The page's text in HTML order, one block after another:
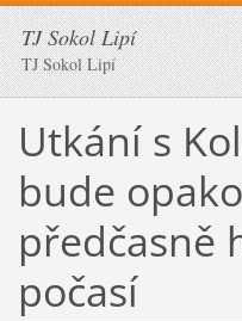
TJ Sokol Lipí
TJ Sokol Lipí
Utkání s
bude
předčasně
počasí